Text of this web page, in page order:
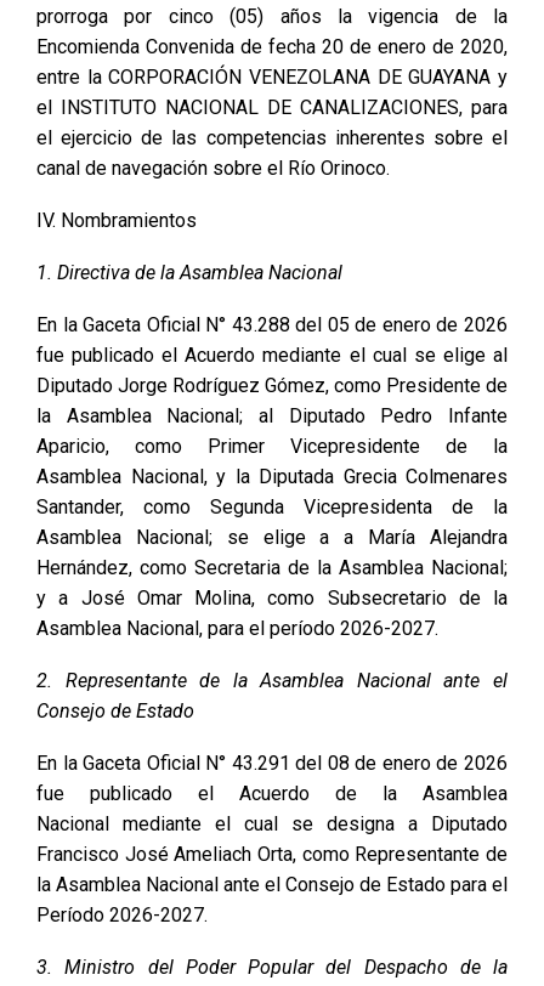
prorroga por cinco (05) años la vigencia de la
Encomienda Convenida de fecha 20 de enero de 2020,
entre la CORPORACIÓN VENEZOLANA DE GUAYANA y
el INSTITUTO NACIONAL DE CANALIZACIONES, para
el ejercicio de las competencias inherentes sobre el
canal de navegación sobre el Río Orinoco.
IV. Nombramientos
1. Directiva de la Asamblea Nacional
En la Gaceta Oficial N° 43.288 del 05 de enero de 2026
fue publicado el Acuerdo mediante el cual se elige al
Diputado Jorge Rodríguez Gómez, como Presidente de
la Asamblea Nacional; al Diputado Pedro Infante
Aparicio, como Primer Vicepresidente de la
Asamblea Nacional, y la Diputada Grecia Colmenares
Santander, como Segunda Vicepresidenta de la
Asamblea Nacional; se elige a a María Alejandra
Hernández, como Secretaria de la Asamblea Nacional;
y a José Omar Molina, como Subsecretario de la
Asamblea Nacional, para el período 2026-2027.
2. Representante de la Asamblea Nacional ante el
Consejo de Estado
En la Gaceta Oficial N° 43.291 del 08 de enero de 2026
fue publicado el Acuerdo de la Asamblea
Nacional mediante el cual se designa a Diputado
Francisco José Ameliach Orta, como Representante de
la Asamblea Nacional ante el Consejo de Estado para el
Período 2026-2027.
3. Ministro del Poder Popular del Despacho de la